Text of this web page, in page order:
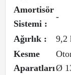
Amortisör
Sistemi :
-
Ağırlık :
9,2
Kesme
AparatlarıØ